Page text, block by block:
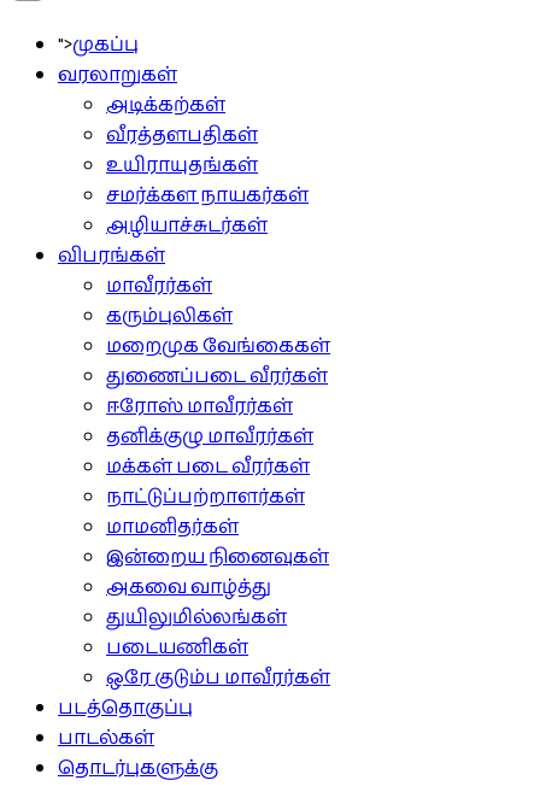
">முகப்பு
வரலாறுகள்
அடிக்கற்கள்
வீரத்தளபதிகள்
உயிராயுதங்கள்
சமர்க்கள நாயகர்கள்
அழியாச்சுடர்கள்
விபரங்கள்
மாவீரர்கள்
கரும்புலிகள்
மறைமுக வேங்கைகள்
துணைப்படை வீரர்கள்
ஈரோஸ் மாவீரர்கள்
தனிக்குழு மாவீரர்கள்
மக்கள் படை வீரர்கள்
நாட்டுப்பற்றாளர்கள்
மாமனிதர்கள்
இன்றைய நினைவுகள்
அகவை வாழ்த்து
துயிலுமில்லங்கள்
படையணிகள்
ஒரே குடும்ப மாவீரர்கள்
படத்தொகுப்பு
பாடல்கள்
தொடர்புகளுக்கு